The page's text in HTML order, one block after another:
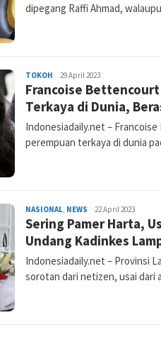
dipegang Raffi Ahmad,
TOKOH Admin
Indonesiadaily
29 April 2023
Francoise
Terkaya di Dunia,
Indonesiadaily.net –
perempuan terkaya di dunia
NASIONAL, NEWS Admin
Indonesiadaily
22 April 2023
Sering Pamer Harta,
Undang Kadinkes
Indonesiadaily.net – Provinsi
sorotan dari netizen, usai